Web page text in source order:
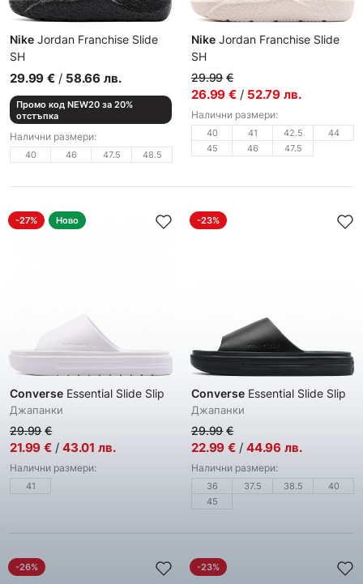
Nike Jordan Franchise Slide
SH
Мъжки джапанки
29.99 € / 58.66 лв.
Промо код NEW20 за 20%
отстъпка
Налични размери:
40 46 47.5 48.5
Nike Jordan Franchise Slide
SH
Мъжки джапанки
29.99 €
26.99 € / 52.79 лв.
Налични размери:
40 41 42.5
44
45
46 47.5
-27% Ново
Converse Essential Slide Slip
Джапанки
29.99 €
21.99 € / 43.01 лв.
Налични размери:
41
-23%
Converse Essential Slide Slip
Джапанки
29.99 €
22.99 € / 44.96 лв.
Налични размери:
36 37.5 38.5
40
45
-26% -23%